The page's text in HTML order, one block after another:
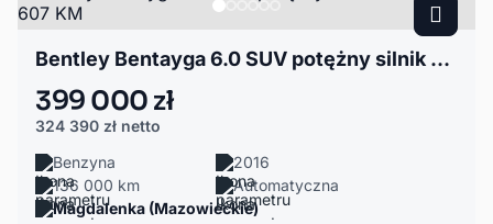
Bentley Bentayga 6.0 SUV potężny silnik o mocy 607 KM
399 000 zł
324 390 zł netto
Benzyna
2016
136 000 km
Automatyczna
Magdalenka (Mazowieckie)